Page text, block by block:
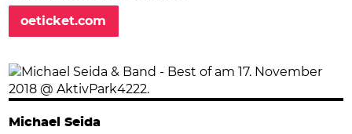
oeticket.com
Michael Seida